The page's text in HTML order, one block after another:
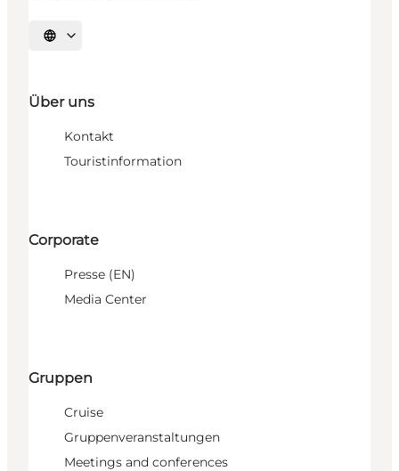
Sprache auswählen
Über uns
Kontakt
Touristinformation
Corporate
Presse (EN)
Media Center
Gruppen
Cruise
Gruppenveranstaltungen
Meetings and conferences